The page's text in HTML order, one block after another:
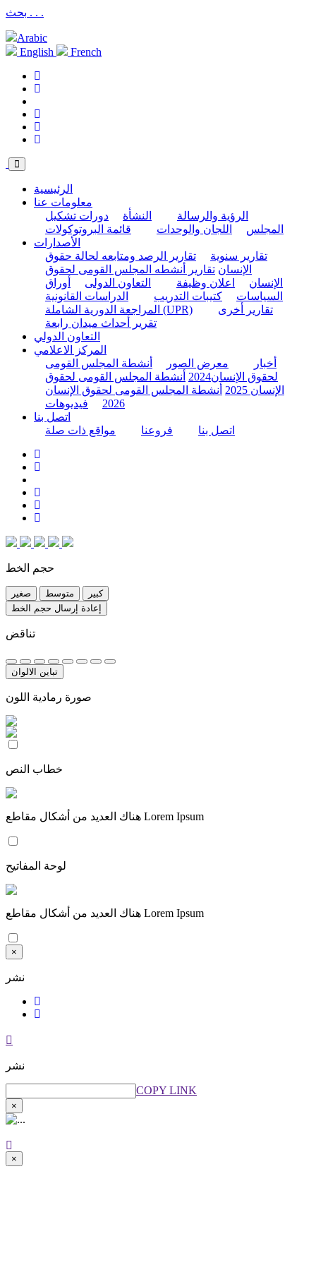
بحث . . .
Arabic
English
French
الرئيسية
معلومات عنا
الرؤية والرسالة
النشأة
دورات تشكيل
المجلس
اللجان والوحدات
قائمة البروتوكولات
الأصدارات
تقارير سنوية
تقارير الرصد ومتابعه لحالة حقوق
الإنسان تقارير أنشطه المجلس القومى لحقوق
الإنسان
اعلان وظيفة التعاون الدولى
أوراق
السياسات
كتيبات التدريب
الدراسات القانونية
المراجعة الدورية الشاملة (UPR)
تقارير أخرى
تقرير أحداث ميدان رابعة
التعاون الدولي
المركز الاعلامي
أخبار
معرض الصور
أنشطة المجلس القومى
لحقوق الإنسان2024
أنشطة المجلس القومى لحقوق
الإنسان 2025
أنشطة المجلس القومى لحقوق الإنسان
2026
فيديوهات
اتصل بنا
اتصل بنا
فروعنا مواقع ذات صلة
حجم الخط
صغير متوسط
كبير
إعادة إرسال حجم الخط
تناقض
تباين الالوان
صورة رمادية اللون
خطاب النص
هناك العديد من أشكال مقاطع Lorem Ipsum
لوحة المفاتيح
هناك العديد من أشكال مقاطع Lorem Ipsum
×
نشر
نشر
COPY LINK
×
×